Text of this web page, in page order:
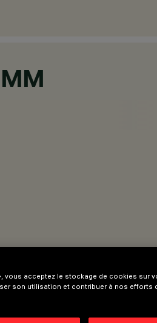
épaisseur 5 mm.
ø 60/76/102/120 mm, triple ø
entre ø 46 et ø 76 mm.
vous acceptez le stockage de cookies sur
son utilisation et contribuer à nos efforts